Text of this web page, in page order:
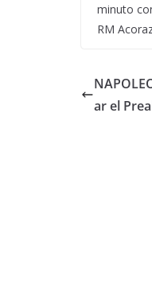
minuto
RM
ar el